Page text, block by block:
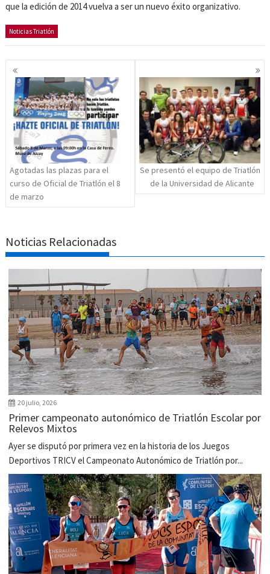
que la edición de 2014 vuelva a ser un nuevo éxito organizativo.
Noticias Triatlón
Navegación
de
entradas
Agotadas las plazas para el
curso de Oficial de Triatlón el 8
de marzo
Se presentó el equipo de Triatlón
de la Universidad de Alicante
Noticias Relacionadas
20 julio, 2026
Primer campeonato autonómico de Triatlón Escolar por
Relevos Mixtos
Ayer se disputó por primera vez en la historia de los Juegos
Deportivos TRICV el Campeonato Autonómico de Triatlón por...